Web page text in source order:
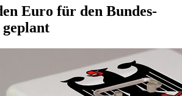
Euro für den Bundes­
geplant